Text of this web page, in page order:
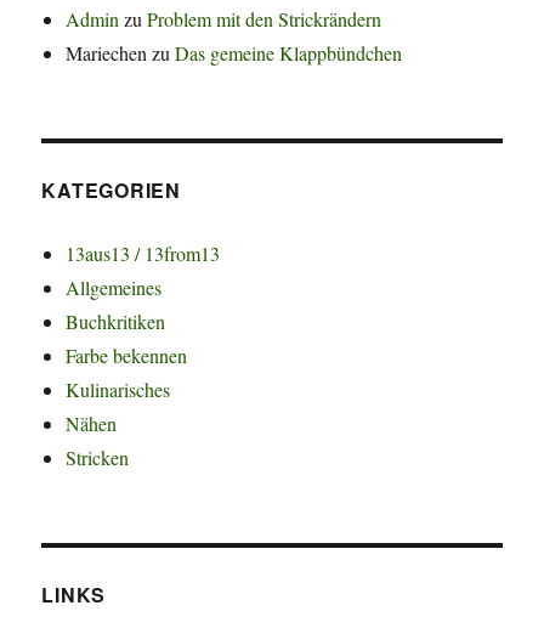
AdminzuProblem mit den Strickrändern
MariechenzuDas gemeine Klappbündchen
KATEGORIEN
13aus13 / 13from13
Allgemeines
Buchkritiken
Farbe bekennen
Kulinarisches
Nähen
Stricken
LINKS